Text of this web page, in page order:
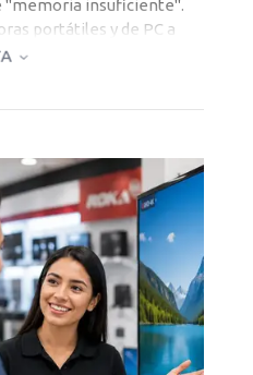
"memoria insuficiente".
portátiles y de PC a
estándar de baja
de memoria
Detalle
0.6